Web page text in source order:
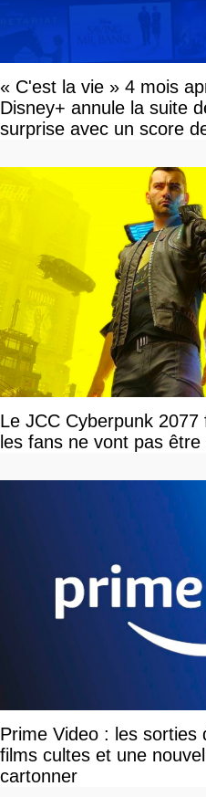
« C'est la vie » 4 mois
Disney+ annule la suite
surprise avec un score
Le JCC Cyberpunk
les fans ne vont pas être
Prime Video : les sorties
films cultes et une
cartonner